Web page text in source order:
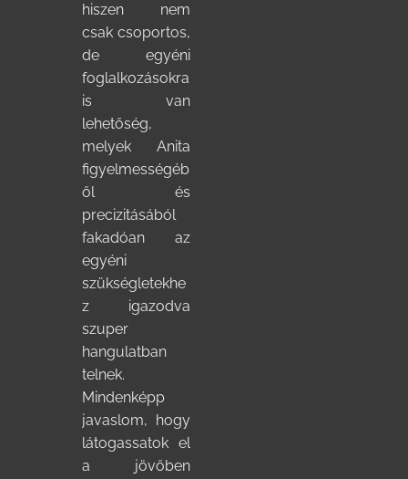
hiszen nem
csak csoportos,
de egyéni
foglalkozásokra
is van
lehetőség,
melyek Anita
figyelmességéb
ől és
precizitásából
fakadóan az
egyéni
szükségletekhe
z igazodva
szuper
hangulatban
telnek.
Mindenképp
javaslom, hogy
látogassatok el
a jövőben